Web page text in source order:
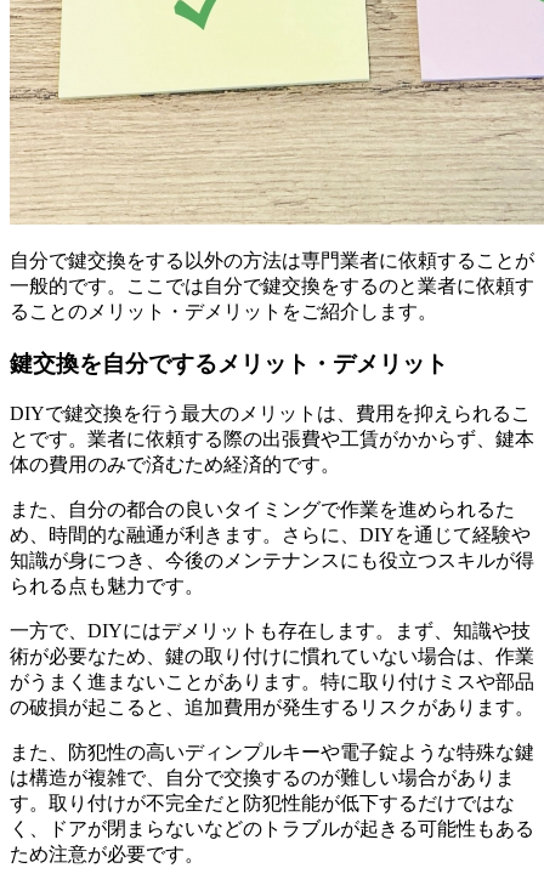
自分で鍵交換をする以外の方法は専門業者に依頼することが
一般的です。ここでは自分で鍵交換をするのと業者に依頼す
ることのメリット・デメリットをご紹介します。
鍵交換を自分でするメリット・デメリット
DIYで鍵交換を行う最大のメリットは、費用を抑えられるこ
とです。業者に依頼する際の出張費や工賃がかからず、鍵本
体の費用のみで済むため経済的です。
また、自分の都合の良いタイミングで作業を進められるた
め、時間的な融通が利きます。さらに、DIYを通じて経験や
知識が身につき、今後のメンテナンスにも役立つスキルが得
られる点も魅力です。
一方で、DIYにはデメリットも存在します。まず、知識や技
術が必要なため、鍵の取り付けに慣れていない場合は、作業
がうまく進まないことがあります。特に取り付けミスや部品
の破損が起こると、追加費用が発生するリスクがあります。
また、防犯性の高いディンプルキーや電子錠ような特殊な鍵
は構造が複雑で、自分で交換するのが難しい場合がありま
す。取り付けが不完全だと防犯性能が低下するだけではな
く、ドアが閉まらないなどのトラブルが起きる可能性もある
ため注意が必要です。